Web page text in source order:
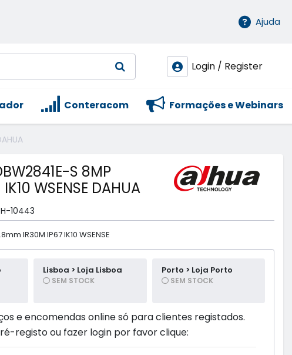
Ajuda
Login / Register
Formações e Webinars
Conteracom
S 8MP
WSENSE DAHUA
10443
IR30M IP67 IK10 WSENSE
Lisboa > Loja Lisboa
SEM STOCK
Porto > Loja Porto
SEM STOCK
e encomendas online só para clientes registados.
registo ou fazer login por favor clique: